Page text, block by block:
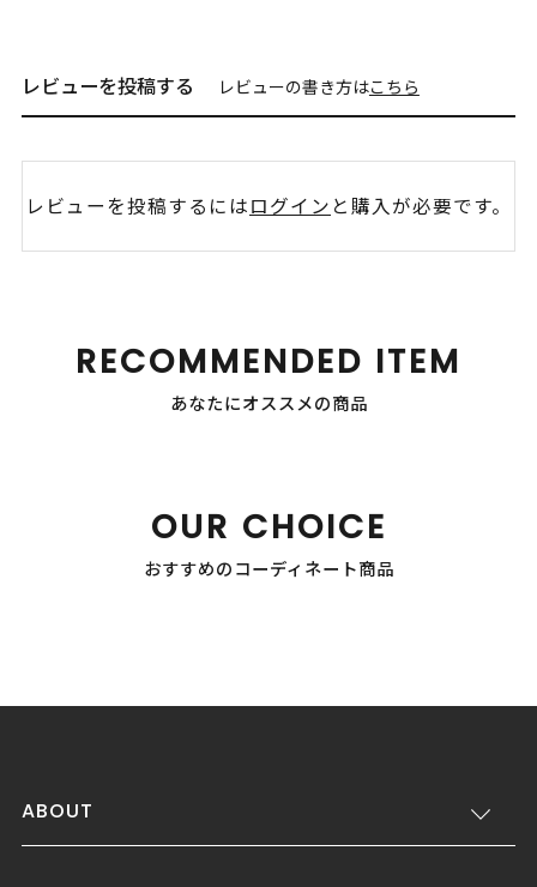
レビューを投稿する レビューの書き方はこちら
レビューを投稿するにはログイン と購入が必要です。
RECOMMENDED ITEM
あなたにオススメの商品
OUR CHOICE
おすすめのコーディネート商品
ABOUT